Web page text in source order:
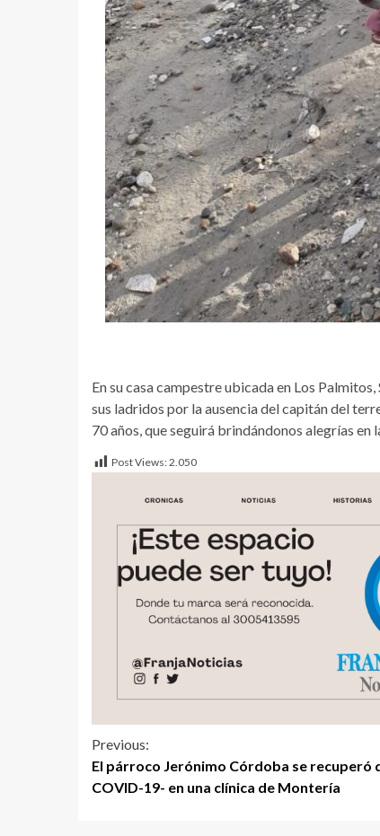
En su casa campestre ubicada en Los
sus ladridos por la ausencia del capitán del
70 años, que seguirá brindándonos alegrías en
Post Views:2.050
Previous:
El párroco Jerónimo Córdoba se recuperó
COVID-19- en una clínica de Montería